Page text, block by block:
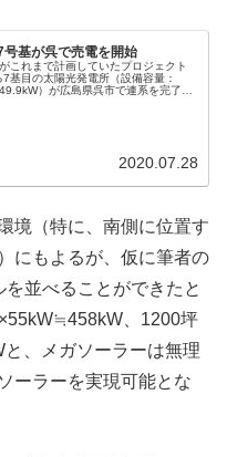
基が呉で売電を開始
これまで計画していたプロジェクト
基目の太陽光発電所（設備容量：
）が広島県呉市で連系を完了、
2020.07.28
境（特に、南側に位置す
にもよるが、仮に筆者の
並べることができたと
、1200坪
、メガソーラーは無理
ーラーを実現可能とな